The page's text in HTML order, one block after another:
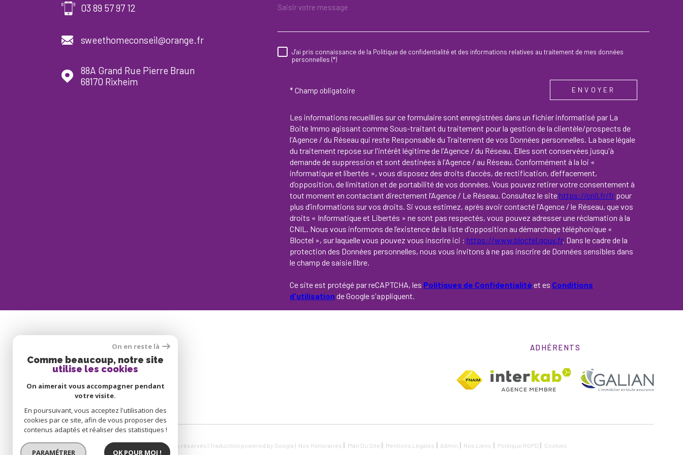
03 89 57 97 12
sweethomeconseil@orange.fr
88A Grand Rue Pierre Braun
68170
Rixheim
RÈGLEMENTATION
J'ai pris connaissance de la Politique de confidentialité et des informations relatives au traitement de mes données
personnelles (*)
* Champ obligatoire ENVOYER
Les informations recueillies sur ce formulaire sont enregistrées dans un fichier informatisé par La
Boite Immo agissant comme Sous-traitant du traitement pour la gestion de la clientèle/prospects de
l'Agence / du Réseau qui reste Responsable du Traitement de vos Données personnelles. La base légale
du traitement repose sur l'intérêt légitime de l'Agence / du Réseau. Elles sont conservées jusqu'à
demande de suppression et sont destinées à l'Agence / au Réseau. Conformément à la loi «
informatique et libertés », vous disposez des droits d’accès, de rectification, d’effacement,
d’opposition, de limitation et de portabilité de vos données. Vous pouvez retirer votre consentement à
tout moment en contactant directement l’Agence / Le Réseau. Consultez le site https://cnil.fr/fr pour
plus d’informations sur vos droits. Si vous estimez, après avoir contacté l'Agence / le Réseau, que vos
droits « Informatique et Libertés » ne sont pas respectés, vous pouvez adresser une réclamation à la
CNIL. Nous vous informons de l’existence de la liste d'opposition au démarchage téléphonique «
Bloctel », sur laquelle vous pouvez vous inscrire ici : https://www.bloctel.gouv.fr. Dans le cadre de la
protection des Données personnelles, nous vous invitons à ne pas inscrire de Données sensibles dans
le champ de saisie libre.
Ce site est protégé par reCAPTCHA, les Politiques de Confidentialité et es Conditions
d'utilisationde Google s'appliquent.
ESPACE PROPRIÉTAIRE
ADHÉRENTS
© 2026 | Tous droits réservés | Traduction powered by Google | Nos Honoraires Plan Du Site Mentions Légales Admin Nos Liens Politique RGPD Cookies
On en reste là
Comme beaucoup, notre site
utilise les cookies
On aimerait vous accompagner pendant
votre visite.
En poursuivant, vous acceptez l'utilisation des
cookies par ce site, afin de vous proposer des
contenus adaptés et réaliser des statistiques !
PARAMÉTRER OK POUR MOI !